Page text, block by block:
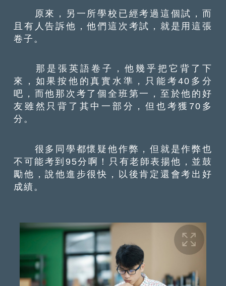
原來，另一所學校已經考過這個試，而
且有人告訴他，他們這次考試，就是用這張
卷子。
那是張英語卷子，他幾乎把它背了下
來，如果按他的真實水準，只能考40多分
吧，而他那次考了個全班第一，至於他的好
友雖然只背了其中一部分，但也考獲70多
分。
很多同學都懷疑他作弊，但就是作弊也
不可能考到95分啊！只有老師表揚他，並鼓
勵他，說他進步很快，以後肯定還會考出好
成績。